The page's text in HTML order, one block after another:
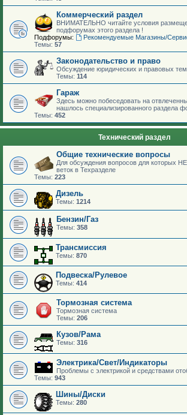
Коммерческий раздел
ВНИМАТЕЛЬНО читайте условия
подфорумах этого раздела !
Подфорумы:
Рекомендуемые Магазины/
Темы: 57
Законодательство и право
Обсуждение юридических и правовых тем
Темы: 114
Гараж
Здесь можно побеседовать на
нашлось специализированного раздела
Темы: 452
Технический раздел
Общие технические вопросы
Для обсуждения вопросов для которых
веток в Техразделе
Темы: 223
Дизель
Темы: 1214
Бензин/Газ
Темы: 358
Трансмиссия
Темы: 870
Подвеска/Рулевое
Темы: 414
Тормозная система
Тормозная система
Темы: 206
Кузов/Рама
Темы: 316
Электрика/Свет/Индикаторы
Проблемы с электрикой и средствами
Темы: 943
Шины/Диски
Темы: 280